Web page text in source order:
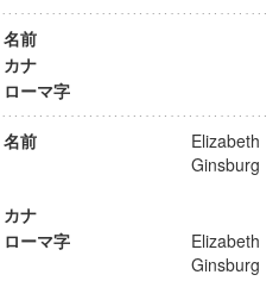
名前
カナ
ローマ字
名前
Elizabeth
Ginsburg
カナ
ローマ字
Elizabeth
Ginsburg